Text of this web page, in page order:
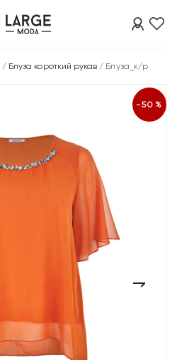
/ Блуза короткий рукав / Блуза_к/р
-50%